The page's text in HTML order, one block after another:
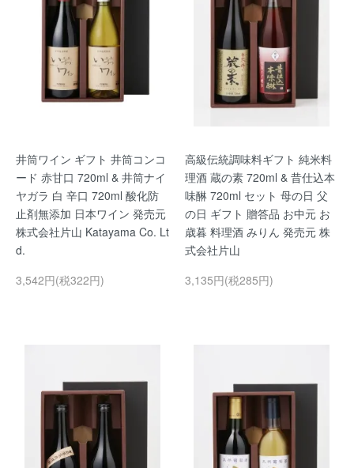
井筒ワイン ギフト 井筒コンコ
ード 赤甘口 720ml & 井筒ナイ
ヤガラ 白 辛口 720ml 酸化防
止剤無添加 日本ワイン 発売元
株式会社片山 Katayama Co. Lt
d.
3,542円(税322円)
高級伝統調味料ギフト 純米料
理酒 蔵の素 720ml & 昔仕込本
味醂 720ml セット 母の日 父
の日 ギフト 贈答品 お中元 お
歳暮 料理酒 みりん 発売元 株
式会社片山
3,135円(税285円)